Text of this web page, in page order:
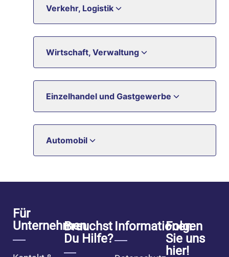
Verkehr, Logistik
Wirtschaft, Verwaltung
Einzelhandel und Gastgewerbe
Automobil
Für
UnternehmenBrauchst
Du Hilfe?
Informationen
Folgen
Sie uns
hier!